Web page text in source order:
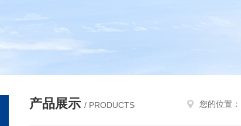
产品展示 / PRODUCTS 您的位置：